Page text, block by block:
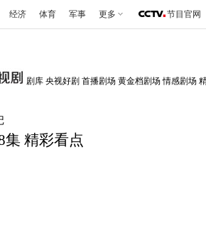
经济 体育 军事 更多 节目官网
剧库 央视好剧 首播剧场 黄金档剧场 情感剧场
精彩看点